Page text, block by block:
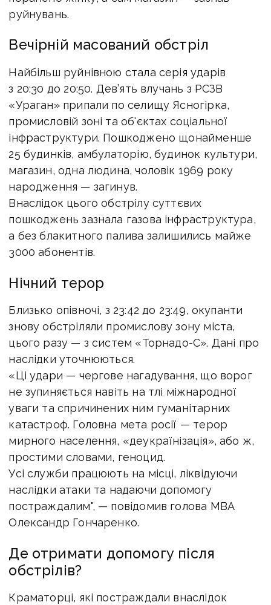
руйнувань.
Вечірній масований обстріл
Найбільш руйнівною стала серія ударів
з 20:30 до 20:50. Дев’ять влучань з РСЗВ
«Ураган» припали по селищу Ясногірка,
промисловій зоні та об'єктах соціальної
інфраструктури. Пошкоджено щонайменше
25 будинків, амбулаторію, будинок культури,
магазин, одна людина, чоловік 1969 року
народження — загинув.
Внаслідок цього обстрілу суттєвих
пошкоджень зазнала газова інфраструктура,
а без блакитного палива залишились майже
3000 абонентів.
Нічний терор
Близько опівночі, з 23:42 до 23:49, окупанти
знову обстріляли промислову зону міста,
цього разу — з систем «Торнадо-С». Дані про
наслідки уточнюються.
«Ці удари — чергове нагадування, що ворог
не зупиняється навіть на тлі міжнародної
уваги та спричинених ним гуманітарних
катастроф. Головна мета росії — терор
мирного населення, «деукраїнізація», або ж,
простими словами, геноцид.
Усі служби працюють на місці, ліквідуючи
наслідки атаки та надаючи допомогу
постраждалим", — повідомив голова МВА
Олександр Гончаренко.
Де отримати допомогу після
обстрілів?
Краматорці, які постраждали внаслідок